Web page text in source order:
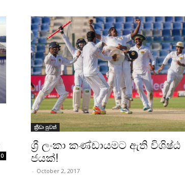
0
ක්‍රීඩා පුවත්
ශ්‍රී ලංකා කණ්ඩායමට ඇති විශිෂ්ඨ
ජයක්!
- October 2, 2017